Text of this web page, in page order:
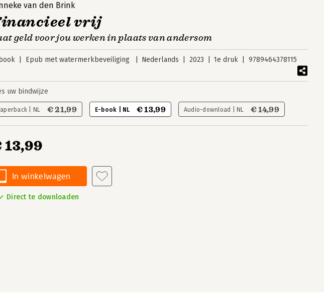
van den Brink
vrij
geld voor jou werken in plaats van andersom
Epub met watermerkbeveiliging Nederlands 2023 1e druk 9789464378115
uw bindwijze
| NL € 21,99 E-book | NL € 13,99 Audio-download | NL € 14,99
13,99
In winkelwagen
Direct te downloaden